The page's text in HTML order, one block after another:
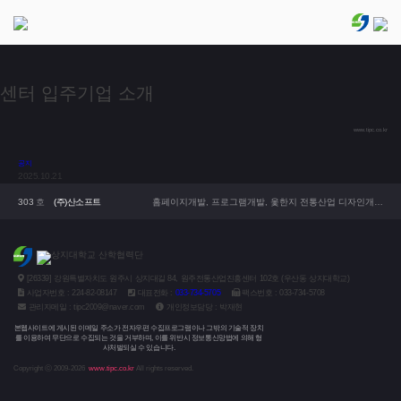
센터 입주기업 소개
www.tipc.co.kr
공지
303 호 (주)산소프트
상지대학교 산학협력단
[26339] 강원특별자치도 원주시 상지대길 84, 원주전통산업진흥센터 102호 (우산동 상지대학교)
사업자번호 : 224-82-08147
대표전화 : 033-734-5705
팩스번호 : 033-734-5708
관리자메일 : tipc2009@naver.com
개인정보담당 : 박재현
본웹사이트에 게시된 이메일 주소가 전자우편 수집프로그램이나 그밖의 기술적 장치
를 이용하여 무단으로 수집되는 것을 거부하며, 이를 위반시 정보통신망법에 의해 형
사처벌되실 수 있습니다.
Copyright ⓒ 2009-2026 www.tipc.co.kr All rights reserved.